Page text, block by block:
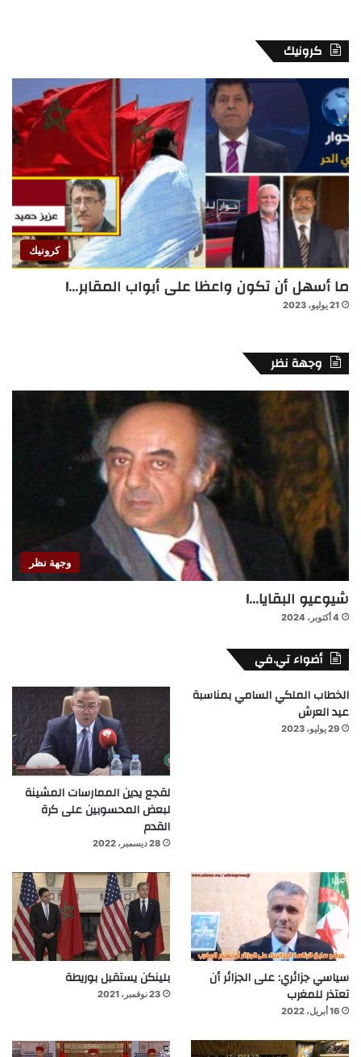
كرونيك
كرونيك
ما أسهل أن تكون واعظا على أبواب المقابر…!
21 يوليو، 2023
وجهة نظر
وجهة نظر
شيوعيو البقايا…!
4 أكتوبر، 2024
أضواء تي.في
الخطاب الملكي السامي بمناسبة
عيد العرش
29 يوليو، 2023
لقجع يدين الممارسات المشينة
لبعض المحسوبين على كرة
القدم
28 ديسمبر، 2022
سياسي جزائري: على الجزائر أن
تعتذر للمغرب
16 أبريل، 2022
بلينكن يستقبل بوريطة
23 نوفمبر، 2021